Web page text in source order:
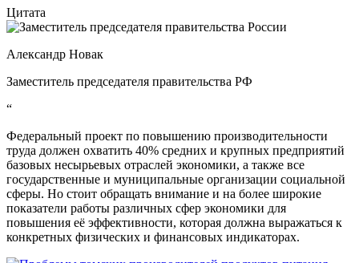
Цитата
Александр Новак
Заместитель председателя правительства РФ
“
Федеральный проект по повышению производительности
труда должен охватить 40% средних и крупных предприятий
базовых несырьевых отраслей экономики, а также все
государственные и муниципальные организации социальной
сферы. Но стоит обращать внимание и на более широкие
показатели работы различных сфер экономики для
повышения её эффективности, которая должна выражаться к
конкретных физических и финансовых индикаторах.